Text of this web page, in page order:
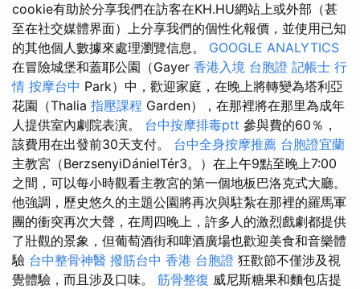
cookie有助於分享我們在訪客在KH.HU網站上或外部（甚
至在社交媒體界面）上分享我們的個性化報價，並使用已知
的其他個人數據來處理瀏覽信息。 GOOGLE ANALYTICS
在冒險城堡和蓋耶公園（Gayer 香港入境 台胞證 記帳士 行
情 按摩台中 Park）中，歡迎家庭，在晚上將轉變為塔利亞
花園（Thalia 指壓課程 Garden），在那裡將在那里為成年
人提供室內劇院表演。 台中按摩排毒ptt 參與費的60％，
該費用在出發前30天支付。 台中全身按摩推薦 台胞證宜蘭
主教宮（BerzsenyiDánielTér3。）在上午9點至晚上7:00
之間，可以每小時觀看主教宮的第一個地板巴洛克式大廳。
他強調，歷史悠久的主題公園將再次與駐紮在那裡的羅馬軍
團的衝突再次大聲，在周四晚上，許多人的激烈戲劇都提供
了壯觀的景象，但葡萄酒街和啤酒廣場也歡迎美食和音樂體
驗 台中整骨神醫 撥筋台中 香港 台胞證 狂歡節不僅涉及視
覺體驗，而且涉及口味。 筋骨整復 威尼斯糖果和麵包店提